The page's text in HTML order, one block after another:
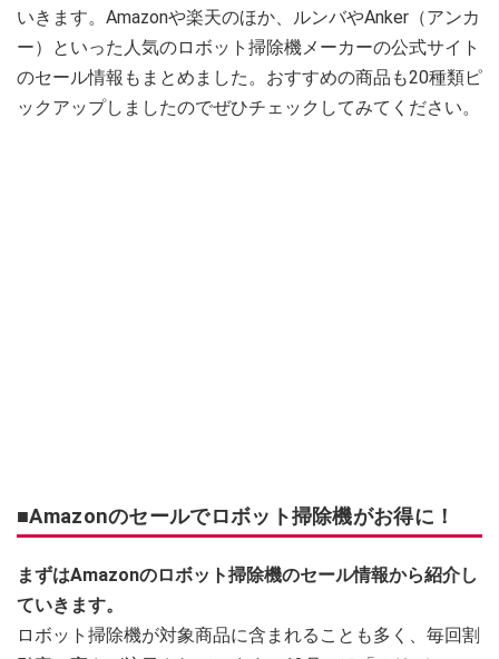
いきます。Amazonや楽天のほか、ルンバやAnker（アンカ
ー）といった人気のロボット掃除機メーカーの公式サイト
のセール情報もまとめました。おすすめの商品も20種類ピ
ックアップしましたのでぜひチェックしてみてください。
■Amazonのセールでロボット掃除機がお得に！
まずはAmazonのロボット掃除機のセール情報から紹介し
ていきます。
ロボット掃除機が対象商品に含まれることも多く、毎回割